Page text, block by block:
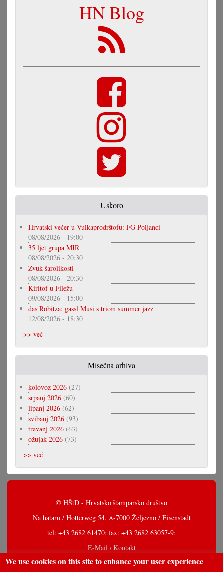
HN Blog
Uskoro
Hrvatski večer u Vulkaprodrštofu: FG Poljanci
08/08/2026 - 19:00
35 ljet grupa MIR
08/08/2026 - 20:30
Zvuk šarolikosti
08/08/2026 - 20:30
Kiritof u Filežu
09/08/2026 - 15:00
das Robitza: gassl Musi s triom summer jazz
12/08/2026 - 18:30
>> već
Misečna arhiva
kolovoz 2026 (27)
srpanj 2026 (60)
lipanj 2026 (62)
svibanj 2026 (93)
travanj 2026 (63)
ožujak 2026 (73)
>> već
© HŠtD - Hrvatsko štamparsko društvo
Na hataru / Hotterweg 54, A-7000 Željezno / Eisenstadt
tel: +43 2682 61470; fax: +43 2682 63057-9;
E-Mail / Kontakt
We use cookies on this site to enhance your user experience